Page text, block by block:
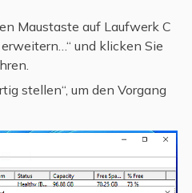
Maustaste auf Laufwerk C
und klicken Sie
stellen“, um den Vorgang